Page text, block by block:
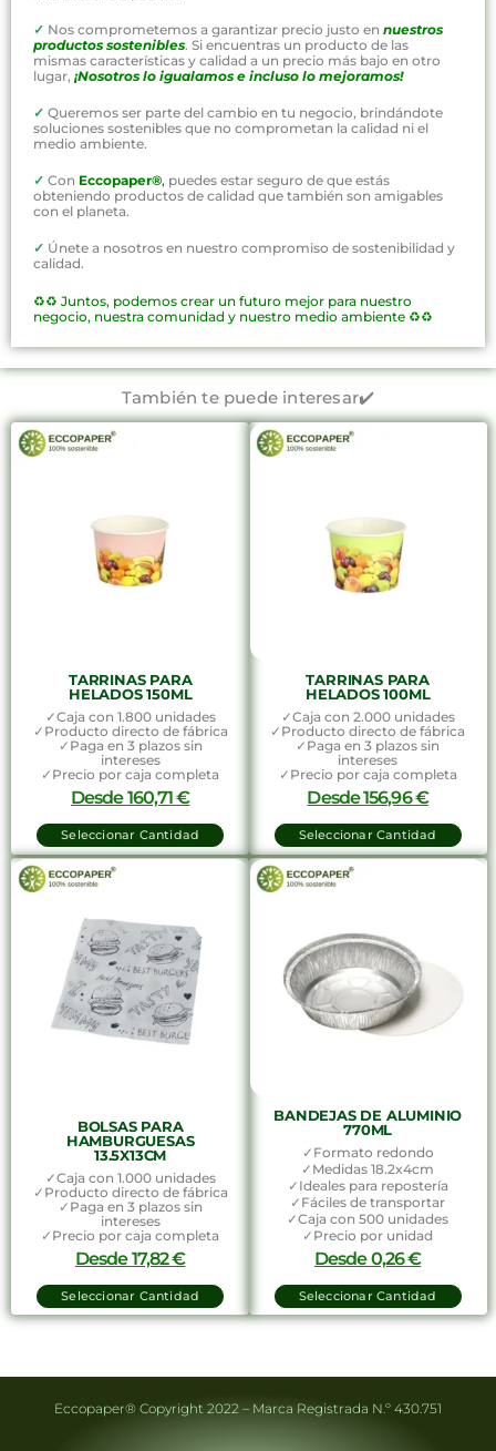
✓ Nos comprometemos a garantizar precio justo en nuestros
productos sostenibles. Si encuentras un producto de las
mismas características y calidad a un precio más bajo en otro
lugar, ¡Nosotros lo igualamos e incluso lo mejoramos!
✓ Queremos ser parte del cambio en tu negocio, brindándote
soluciones sostenibles que no comprometan la calidad ni el
medio ambiente.
✓ Con Eccopaper®, puedes estar seguro de que estás
obteniendo productos de calidad que también son amigables
con el planeta.
✓ Únete a nosotros en nuestro compromiso de sostenibilidad y
calidad.
♻️♻️ Juntos, podemos crear un futuro mejor para nuestro
negocio, nuestra comunidad y nuestro medio ambiente ♻️♻️
También te puede interesar✔️
TARRINAS PARA
HELADOS 150ML
✓Caja con 1.800 unidades
✓Producto directo de fábrica
✓Paga en 3 plazos sin
intereses
✓Precio por caja completa
Desde160,71€
Seleccionar Cantidad
TARRINAS PARA
HELADOS 100ML
✓Caja con 2.000 unidades
✓Producto directo de fábrica
✓Paga en 3 plazos sin
intereses
✓Precio por caja completa
Desde156,96€
Seleccionar Cantidad
BOLSAS PARA
HAMBURGUESAS
13.5X13CM
✓Caja con 1.000 unidades
✓Producto directo de fábrica
✓Paga en 3 plazos sin
intereses
✓Precio por caja completa
Desde17,82€
Seleccionar Cantidad
BANDEJAS DE ALUMINIO
770ML
✓Formato redondo
✓Medidas 18.2x4cm
✓Ideales para repostería
✓Fáciles de transportar
✓Caja con 500 unidades
✓Precio por unidad
Desde0,26€
Seleccionar Cantidad
Eccopaper® Copyright 2022 – Marca Registrada N.º 430.751